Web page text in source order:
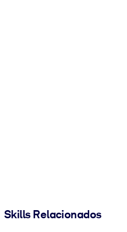
Skills Relacionados